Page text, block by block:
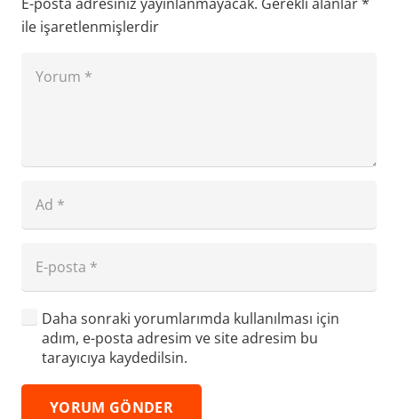
ile işaretlenmişlerdir
Daha sonraki yorumlarımda kullanılması için
adım, e-posta adresim ve site adresim bu
tarayıcıya kaydedilsin.
YORUM GÖNDER